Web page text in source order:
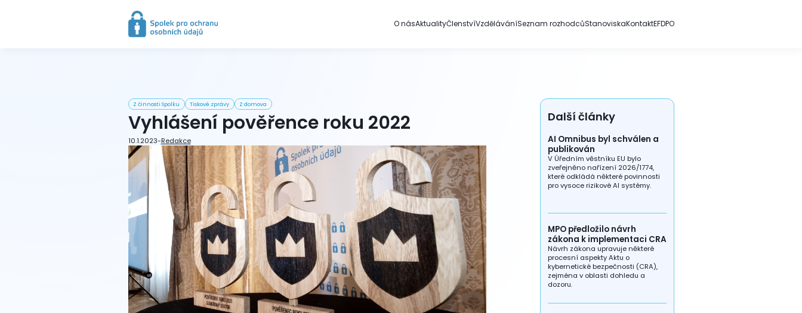
O násAktualityČlenstvíVzděláváníSeznam rozhodcůStanoviskaKontaktEFDPO
Z činnosti Spolku Tiskové zprávy Z domova
Vyhlášení pověřence roku 2022
10.1.2023-Redakce
Další články
AI Omnibus byl schválen a
publikován
V Úředním věstníku EU bylo
zveřejněno nařízení 2026/1774,
které odkládá některé povinnosti
pro vysoce rizikové AI systémy.
MPO předložilo návrh
zákona k implementaci CRA
Návrh zákona upravuje některé
procesní aspekty Aktu o
kybernetické bezpečnosti (CRA),
zejména v oblasti dohledu a
dozoru.